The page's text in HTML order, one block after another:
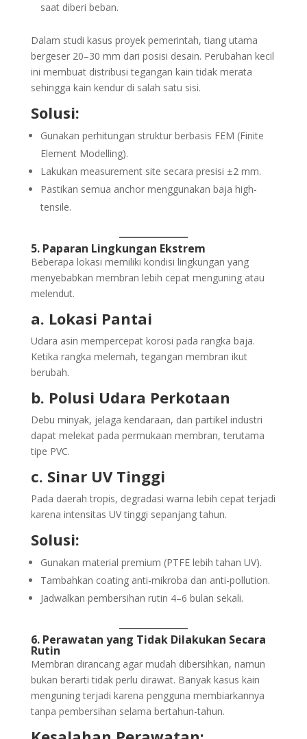
saat diberi beban.
Dalam studi kasus proyek pemerintah, tiang utama
bergeser 20–30 mm dari posisi desain. Perubahan kecil
ini membuat distribusi tegangan kain tidak merata
sehingga kain kendur di salah satu sisi.
Solusi:
Gunakan perhitungan struktur berbasis FEM (Finite
Element Modelling).
Lakukan measurement site secara presisi ±2 mm.
Pastikan semua anchor menggunakan baja high-
tensile.
5. Paparan Lingkungan Ekstrem
Beberapa lokasi memiliki kondisi lingkungan yang
menyebabkan membran lebih cepat menguning atau
melendut.
a. Lokasi Pantai
Udara asin mempercepat korosi pada rangka baja.
Ketika rangka melemah, tegangan membran ikut
berubah.
b. Polusi Udara Perkotaan
Debu minyak, jelaga kendaraan, dan partikel industri
dapat melekat pada permukaan membran, terutama
tipe PVC.
c. Sinar UV Tinggi
Pada daerah tropis, degradasi warna lebih cepat terjadi
karena intensitas UV tinggi sepanjang tahun.
Solusi:
Gunakan material premium (PTFE lebih tahan UV).
Tambahkan coating anti-mikroba dan anti-pollution.
Jadwalkan pembersihan rutin 4–6 bulan sekali.
6. Perawatan yang Tidak Dilakukan Secara
Rutin
Membran dirancang agar mudah dibersihkan, namun
bukan berarti tidak perlu dirawat. Banyak kasus kain
menguning terjadi karena pengguna membiarkannya
tanpa pembersihan selama bertahun-tahun.